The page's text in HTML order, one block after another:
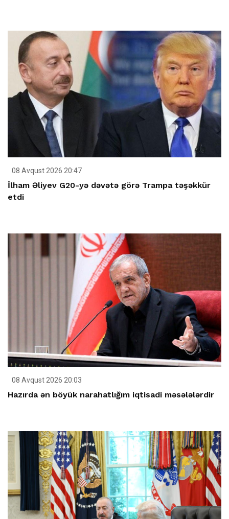
08 Avqust 2026 20:47
İlham Əliyev G20-yə dəvətə görə Trampa təşəkkür
etdi
08 Avqust 2026 20:03
Hazırda ən böyük narahatlığım iqtisadi məsələlərdir